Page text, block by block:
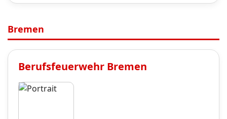
Bremen
Berufsfeuerwehr Bremen